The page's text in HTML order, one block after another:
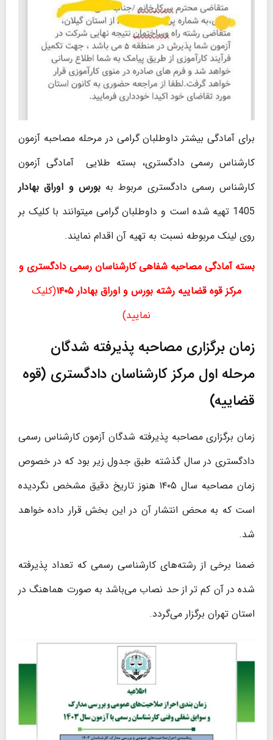
برای آمادگی بیشتر داوطلبان گرامی در مرحله مصاحبه آزمون
کارشناس رسمی دادگستری، بسته طلایی آمادگی آزمون
کارشناس رسمی دادگستری مربوط به بورس و اوراق بهادار
1405 تهیه شده است و داوطلبان گرامی میتوانند با کلیک بر
روی لینک مربوطه نسبت به تهیه آن اقدام نمایند.
بسته آمادگی مصاحبه شفاهی کارشناسان رسمی دادگستری و
مرکز قوه قضاییه رشته بورس و اوراق بهادار ۱۴۰۵
(کلیک
نمایید)
زمان برگزاری مصاحبه پذیرفته شدگان
مرحله اول مرکز کارشناسان دادگستری (قوه
قضاییه)
زمان برگزاری مصاحبه پذیرفته شدگان آزمون کارشناس رسمی
دادگستری در سال گذشته طبق جدول زیر بود که در خصوص
زمان مصاحبه سال ۱۴۰۵ هنوز تاریخ دقیق مشخص نگردیده
است که به محض انتشار آن در این بخش قرار داده خواهد
شد.
ضمنا برخی از رشته‌های کارشناسی رسمی که تعداد پذیرفته
شده در آن کم تر از حد نصاب می‌باشد به صورت هماهنگ در
استان تهران برگزار می‌گردد.